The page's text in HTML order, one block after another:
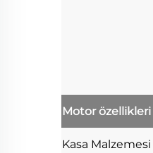
Motor özellikleri
Kasa Malzemesi